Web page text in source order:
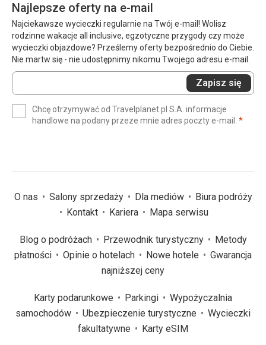
Najlepsze oferty na e-mail
Najciekawsze wycieczki regularnie na Twój e-mail! Wolisz
rodzinne wakacje all inclusive, egzotyczne przygody czy może
wycieczki objazdowe? Prześlemy oferty bezpośrednio do Ciebie.
Nie martw się - nie udostępnimy nikomu Twojego adresu e-mail.
Wprowadź
swój
(wymagane)
Zapisz się
Chcę otrzymywać od Travelplanet.pl S.A. informacje
handlowe na podany przeze mnie adres poczty e-mail. *
O nas Salony sprzedaży Dla mediów
Biura podróży
Kontakt
Kariera Mapa serwisu
Blog o podróżach Przewodnik turystyczny
Metody
płatności
Opinie o hotelach Nowe hotele
Gwarancja
najniższej ceny
Karty podarunkowe Parkingi
Wypożyczalnia
samochodów
Ubezpieczenie turystyczne
Wycieczki
fakultatywne
Karty eSIM